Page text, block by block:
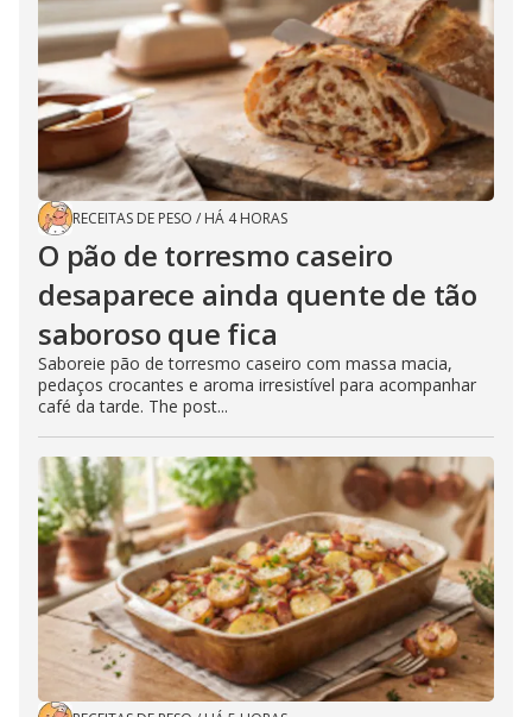
RECEITAS DE PESO / HÁ 4 HORAS
O pão de torresmo caseiro
desaparece ainda quente de tão
saboroso que fica
Saboreie pão de torresmo caseiro com massa macia,
pedaços crocantes e aroma irresistível para acompanhar
café da tarde. The post...